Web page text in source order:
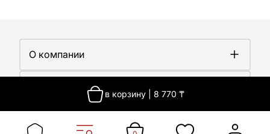
в корзину 8 770 ₸
О компании
О компании
Новости
Контакты
Покупателям